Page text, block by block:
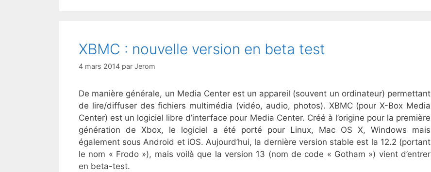
XBMC : nouvelle version en beta test
4 mars 2014 par Jerom
De manière générale, un Media Center est un appareil (souvent un ordinateur) permettant
de lire/diffuser des fichiers multimédia (vidéo, audio, photos). XBMC (pour X-Box Media
Center) est un logiciel libre d’interface pour Media Center. Créé à l’origine pour la première
génération de Xbox, le logiciel a été porté pour Linux, Mac OS X, Windows mais
également sous Android et iOS. Aujourd’hui, la dernière version stable est la 12.2 (portant
le nom « Frodo »), mais voilà que la version 13 (nom de code « Gotham ») vient d’entrer
en beta-test.